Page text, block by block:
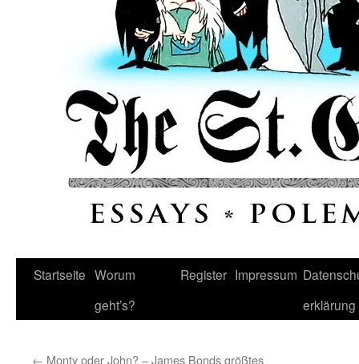
Startseite Worum
geht’s?
Register Impressum
erklärung
← Monty oder John? – James Bonds größtes